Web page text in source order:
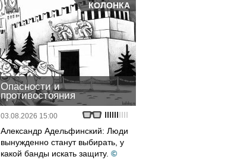
КОЛОНКА
Опасности и
противостояния
03.08.2026 15:00
Александр Адельфинский: Люди
вынужденно станут выбирать, у
какой банды искать защиту. ©